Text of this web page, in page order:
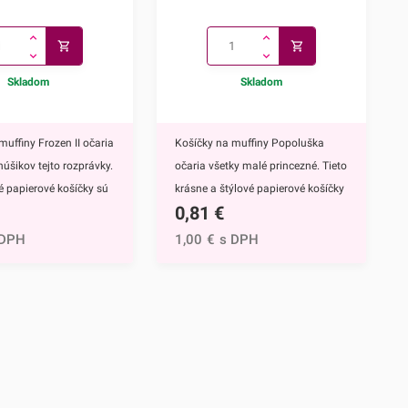
Skladom
Frozen II očaria
tejto rozprávky.
papierové košíčky sú
výbavou pri príprave
ale aj
Skladom
Košíčky na muffiny Popoluška
očaria všetky malé princezné. Tieto
krásne a štýlové papierové košíčky
sú neodmysliteľnou výbavou pri
príprave muffinov, cupcakekov ale
0,81 €
1,00 € s DPH